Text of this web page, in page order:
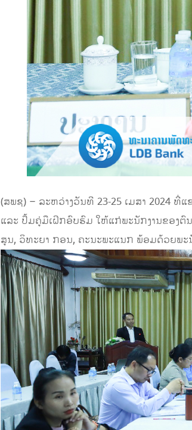
​(ສພຊ) – ລະຫວ່າງວັນທີ 23-25 ເມສາ 2024 ທີ່
ແລະ ປຶ້ມຄູ່ມືເຝິກອົບຮົມ ໃຫ້ແກ່ພະນັກງານຂອງ
ສູນ, ວິທະຍາ ກອນ, ຄະນະພະແນກ ພ້ອມດ້ວຍພະ